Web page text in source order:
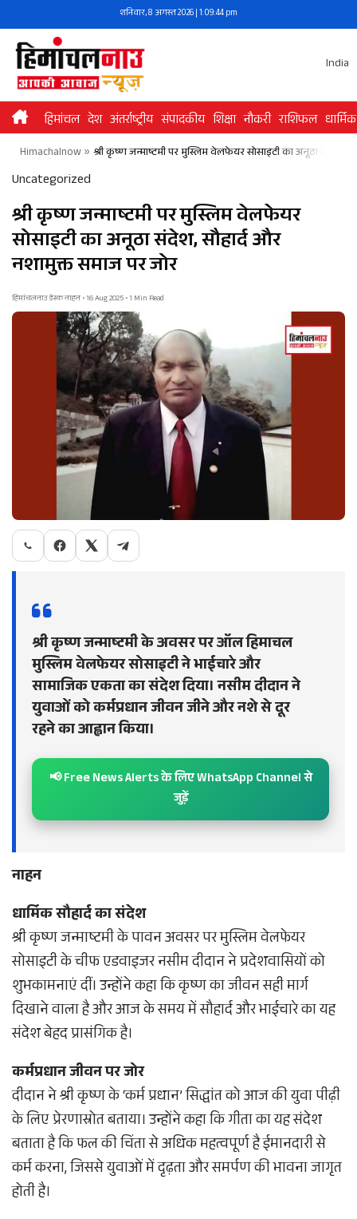
to
content
शनिवार, 8 अगस्त 2026 | 1:09:44 pm
India
हिमांचल देश अंतर्राष्ट्रीय संपादकीय शिक्षा नौकरी राशिफल धार्मिक
Himachalnow» श्री कृष्ण जन्माष्टमी पर मुस्लिम वेलफेयर सोसाइटी का अनूठा संदेश,
Uncategorized
श्री कृष्ण जन्माष्टमी पर मुस्लिम वेलफेयर
सोसाइटी का अनूठा संदेश, सौहार्द और
नशामुक्त समाज पर जोर
हिमांचलनाउ डेस्क नाहन • 16 Aug 2025 • 1 Min Read
श्री कृष्ण जन्माष्टमी के अवसर पर ऑल हिमाचल
मुस्लिम वेलफेयर सोसाइटी ने भाईचारे और
सामाजिक एकता का संदेश दिया। नसीम दीदान ने
युवाओं को कर्मप्रधान जीवन जीने और नशे से दूर
रहने का आह्वान किया।
📢 Free News Alerts के लिए WhatsApp Channel से
जुड़ें
नाहन
धार्मिक सौहार्द का संदेश
श्री कृष्ण जन्माष्टमी के पावन अवसर पर मुस्लिम वेलफेयर
सोसाइटी के चीफ एडवाइजर नसीम दीदान ने प्रदेशवासियों को
शुभकामनाएं दीं। उन्होंने कहा कि कृष्ण का जीवन सही मार्ग
दिखाने वाला है और आज के समय में सौहार्द और भाईचारे का यह
संदेश बेहद प्रासंगिक है।
कर्मप्रधान जीवन पर जोर
दीदान ने श्री कृष्ण के ‘कर्म प्रधान’ सिद्धांत को आज की युवा पीढ़ी
के लिए प्रेरणास्रोत बताया। उन्होंने कहा कि गीता का यह संदेश
बताता है कि फल की चिंता से अधिक महत्वपूर्ण है ईमानदारी से
कर्म करना, जिससे युवाओं में दृढ़ता और समर्पण की भावना जागृत
होती है।